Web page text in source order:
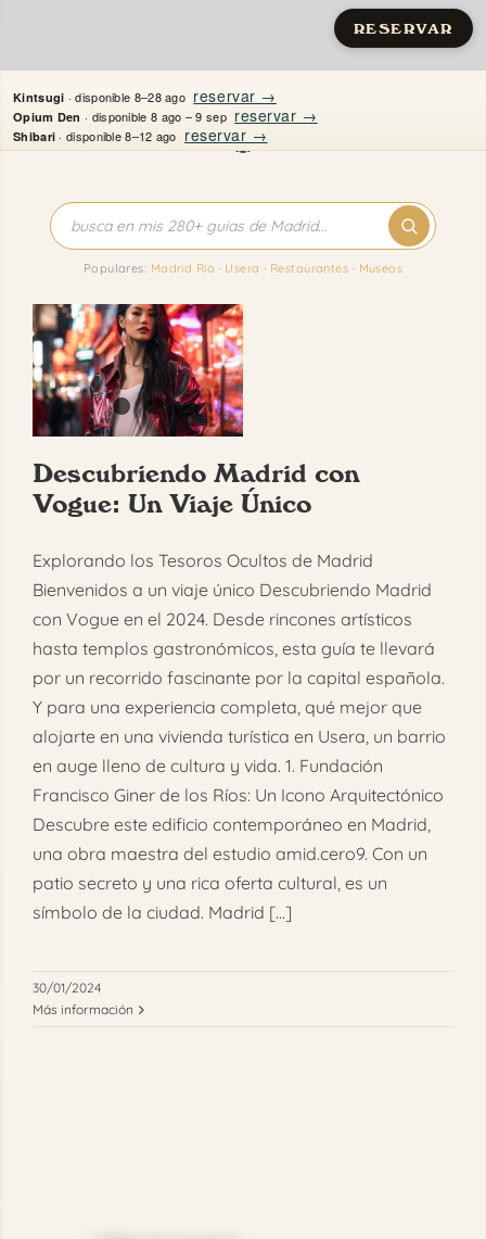
RESERVAR
Kintsugi · disponible 8–28 ago reservar →
Opium Den · disponible 8 ago – 9 sep reservar →
Shibari · disponible 8–12 ago reservar →
al
contenido
Apartamentos
Quién es Justine
Guías
Mi Madrid
Contacto
Reservar
Populares: Madrid Rio · Usera · Restaurantes · Museos
Descubriendo Madrid con
Vogue: Un Viaje Único
Explorando los Tesoros Ocultos de Madrid
Bienvenidos a un viaje único Descubriendo Madrid
con Vogue en el 2024. Desde rincones artísticos
hasta templos gastronómicos, esta guía te llevará
por un recorrido fascinante por la capital española.
Y para una experiencia completa, qué mejor que
alojarte en una vivienda turística en Usera, un barrio
en auge lleno de cultura y vida. 1. Fundación
Francisco Giner de los Ríos: Un Icono Arquitectónico
Descubre este edificio contemporáneo en Madrid,
una obra maestra del estudio amid.cero9. Con un
patio secreto y una rica oferta cultural, es un
símbolo de la ciudad. Madrid [...]
30/01/2024
Más información